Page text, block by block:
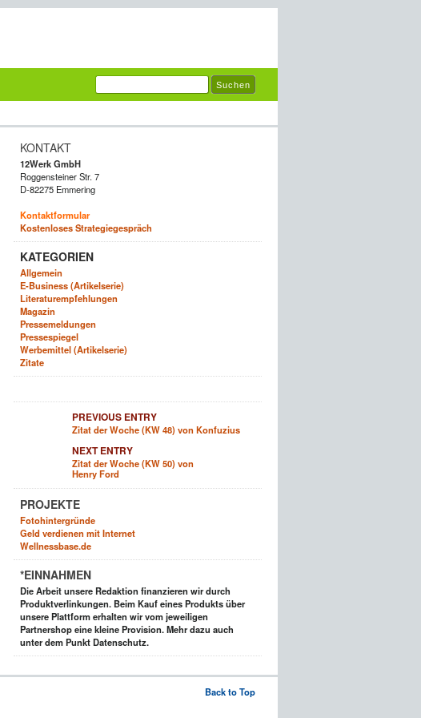
KONTAKT
12Werk GmbH
Roggensteiner Str. 7
D-82275 Emmering
Kontaktformular
Kostenloses Strategiegespräch
KATEGORIEN
Allgemein
E-Business (Artikelserie)
Literaturempfehlungen
Magazin
Pressemeldungen
Pressespiegel
Werbemittel (Artikelserie)
Zitate
PREVIOUS ENTRY
Zitat der Woche (KW 48) von Konfuzius
NEXT ENTRY
Zitat der Woche (KW 50) von
Henry Ford
PROJEKTE
Fotohintergründe
Geld verdienen mit Internet
Wellnessbase.de
*EINNAHMEN
Die Arbeit unsere Redaktion finanzieren wir durch
Produktverlinkungen. Beim Kauf eines Produkts über
unsere Plattform erhalten wir vom jeweiligen
Partnershop eine kleine Provision. Mehr dazu auch
unter dem Punkt Datenschutz.
Back to Top